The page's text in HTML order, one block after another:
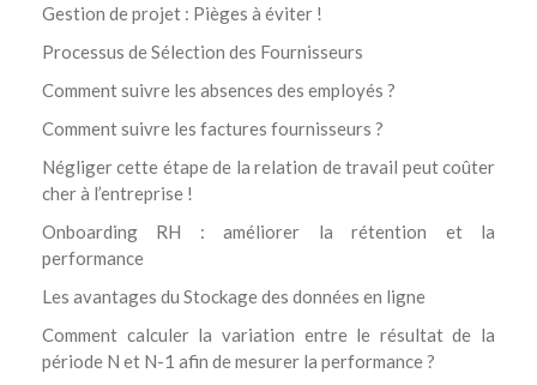
Gestion de projet : Pièges à éviter !
Processus de Sélection des Fournisseurs
Comment suivre les absences des employés ?
Comment suivre les factures fournisseurs ?
Négliger cette étape de la relation de travail peut coûter
cher à l’entreprise !
Onboarding RH : améliorer la rétention et la
performance
Les avantages du Stockage des données en ligne
Comment calculer la variation entre le résultat de la
période N et N-1 afin de mesurer la performance ?